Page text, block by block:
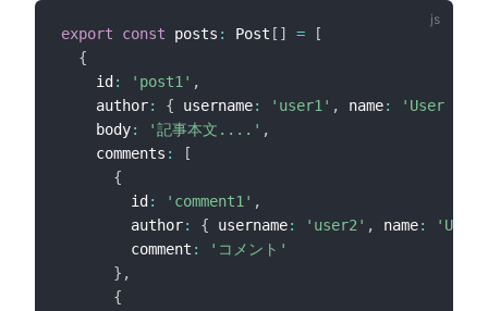
export const posts : Post [ ] =
[
{
    id
: 'post1' ,
    author
: { username: 'user1' , name: 'User 1'
    body
: '記事本文....' ,
    comments
:
[
{
        id
: 'comment1' ,
        author
: { username: 'user2' , name:
'User
        comment
:
'コメント'
} ,
{